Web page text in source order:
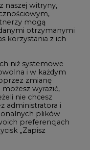
naszej witryny,
mogą
otrzymanymi
korzystania z ich
niż systemowe
i w każdym
zmianę
wyrazić,
nie chcesz
administratora i
plików
preferencjach
„Zapisz